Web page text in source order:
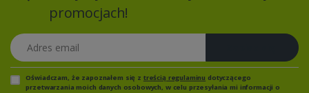
promocjach!
Adres email
Oświadczam, że zapoznałem się z treścią regulaminu dotyczącego
przetwarzania moich danych osobowych, w celu przesyłania mi informacji o